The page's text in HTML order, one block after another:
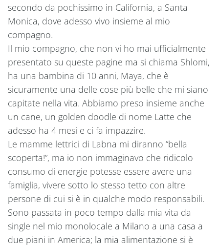
secondo da pochissimo in California, a Santa
Monica, dove adesso vivo insieme al mio
compagno.
Il mio compagno, che non vi ho mai ufficialmente
presentato su queste pagine ma si chiama Shlomi,
ha una bambina di 10 anni, Maya, che è
sicuramente una delle cose più belle che mi siano
capitate nella vita. Abbiamo preso insieme anche
un cane, un golden doodle di nome Latte che
adesso ha 4 mesi e ci fa impazzire.
Le mamme lettrici di Labna mi diranno “bella
scoperta!”, ma io non immaginavo che ridicolo
consumo di energie potesse essere avere una
famiglia, vivere sotto lo stesso tetto con altre
persone di cui si è in qualche modo responsabili.
Sono passata in poco tempo dalla mia vita da
single nel mio monolocale a Milano a una casa a
due piani in America; la mia alimentazione si è